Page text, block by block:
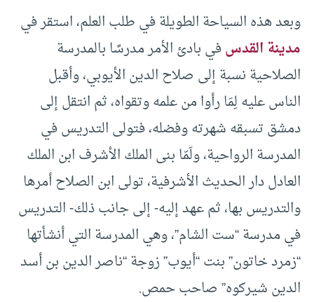
وبعد هذه السياحة الطويلة في طلب العلم، استقر في
مدينة القدسفي بادئ الأمر مدرسًا بالمدرسة
الصلاحية نسبة إلى صلاح الدين الأيوبي، وأقبل
الناس عليه لِمَا رأوا من علمه وتقواه، ثم انتقل إلى
دمشق تسبقه شهرته وفضله، فتولى التدريس في
المدرسة الرواحية، ولَمّا بنى الملك الأشرف ابن الملك
العادل دار الحديث الأشرفية، تولى ابن الصلاح أمرها
والتدريس بها، ثم عهد إليه- إلى جانب ذلك- التدريس
في مدرسة “ست الشام”، وهي المدرسة التي أنشأتها
“زمرد خاتون” بنت “أيوب” زوجة “ناصر الدين بن أسد
الدين شيركوه” صاحب حمص.